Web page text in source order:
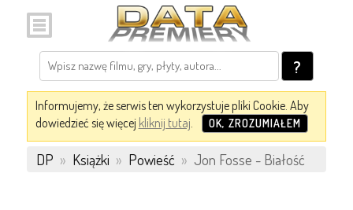
?
Informujemy, że serwis ten wykorzystuje pliki Cookie. Aby
dowiedzieć się więcej kliknij tutaj. OK, ZROZUMIAŁEM
DP » Książki » Powieść » Jon Fosse - Białość